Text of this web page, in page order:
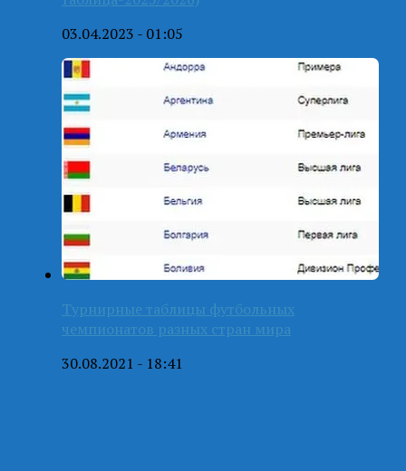
03.04.2023 - 01:05
Турнирные таблицы футбольных
чемпионатов разных стран мира
30.08.2021 - 18:41